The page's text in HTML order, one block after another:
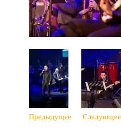
Предыдущее Следующее